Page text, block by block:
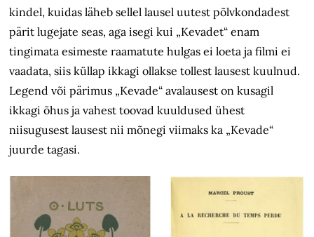
kindel, kuidas läheb sellel lausel uutest põlvkondadest
pärit lugejate seas, aga isegi kui „Kevadet“ enam
tingimata esimeste raamatute hulgas ei loeta ja filmi ei
vaadata, siis küllap ikkagi ollakse tollest lausest kuulnud.
Legend või pärimus „Kevade“ avalausest on kusagil
ikkagi õhus ja vahest toovad kuuldused ühest
niisugusest lausest nii mõnegi viimaks ka „Kevade“
juurde tagasi.